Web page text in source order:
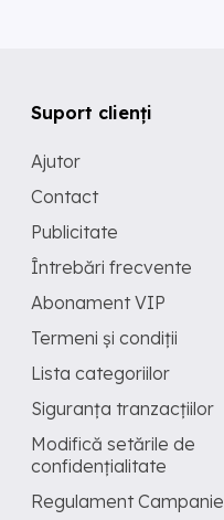
Suport clienți
Ajutor
Contact
Publicitate
Întrebări frecvente
Abonament VIP
Termeni și condiții
Lista categoriilor
Siguranța tranzacțiilor
Modifică setările de
confidențialitate
Regulament Campanie